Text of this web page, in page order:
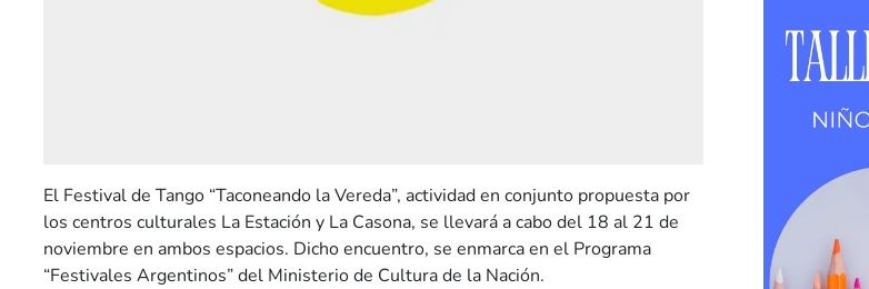
El Festival de Tango “Taconeando la Vereda”, actividad en conjunto propuesta por
los centros culturales La Estación y La Casona, se llevará a cabo del 18 al 21 de
noviembre en ambos espacios. Dicho encuentro, se enmarca en el Programa
“Festivales Argentinos” del Ministerio de Cultura de la Nación.